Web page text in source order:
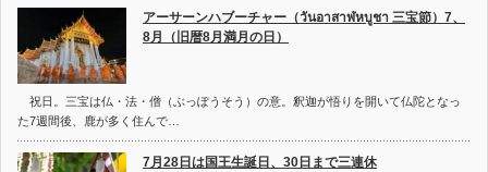
アーサーンハブーチャー（วันอาสาฬหบูชา 三宝節）7、
8月（旧暦8月満月の日）
祝日。三宝は仏・法・僧（ぶっぽうそう）の意。釈迦が悟りを開いて仏陀となっ
た7週間後、鹿が多く住んで…
7月28日は国王生誕日、30日まで三連休